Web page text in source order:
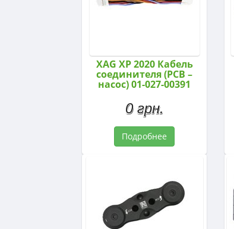
XAG XP 2020 Кабель
соединителя (PCB –
насос) 01-027-00391
0 грн.
Подробнее